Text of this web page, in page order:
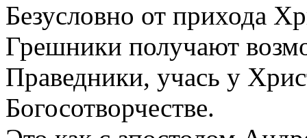
Безусловно от прихода
Грешники получают
Праведники, учась у
Богосотворчестве.